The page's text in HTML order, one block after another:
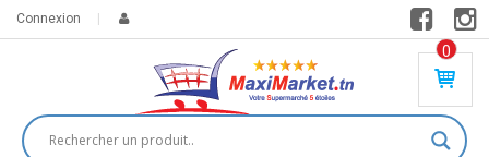
Connexion
0
PR
DU
IT(